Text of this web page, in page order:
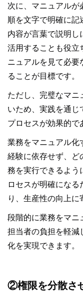
次に、マニュアルが
順を文字で明確に記
内容が言葉で説明し
活用することも役立
ニュアルを見て必要
ることが目標です。
ただし、完璧なマニ
いため、実践を通じ
プロセスが効果的で
業務をマニュアル化
経験に依存せず、ど
務を実行できるよう
ロセスが明確にな
り、生産性の向上に
段階的に業務をマニ
担当者の負担を軽減
化を実現できます。
​②権限を分散さ